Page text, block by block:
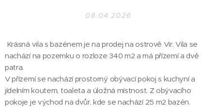
08.04.2026
Krásná vila s bazénem je na prodej na ostrově Vir. Vila se
nachází na pozemku o rozloze 340 m2 a má přízemí a dvě
patra.
V přízemí se nachází prostorný obývací pokoj s kuchyní a
jídelním koutem, toaleta a úložná místnost. Z obývacího
pokoje je východ na dvůr, kde se nachází 25 m2 bazén.